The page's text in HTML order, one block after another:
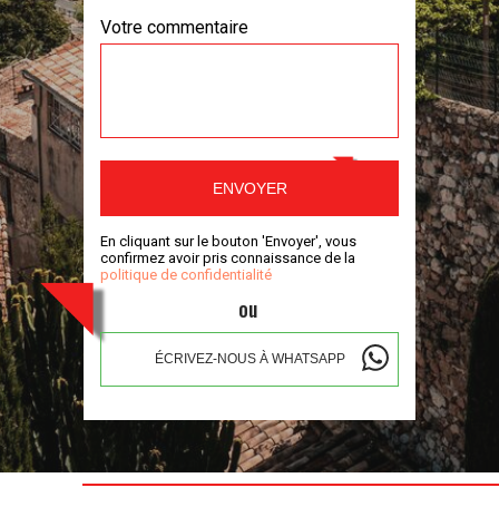
ou
Votre commentaire
ENVOYER
En cliquant sur le bouton 'Envoyer', vous
confirmez avoir pris connaissance de la
politique de confidentialité
ÉCRIVEZ-NOUS À WHATSAPP